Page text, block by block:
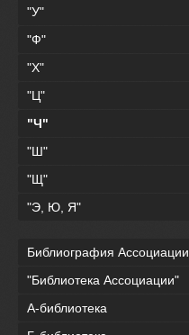
"У"
"Ф"
"Х"
"Ц"
"Ч"
"Ш"
"Щ"
"Э, Ю, Я"
Библиография Ассоциации
"Библиотека Ассоциации"
А-библиотека